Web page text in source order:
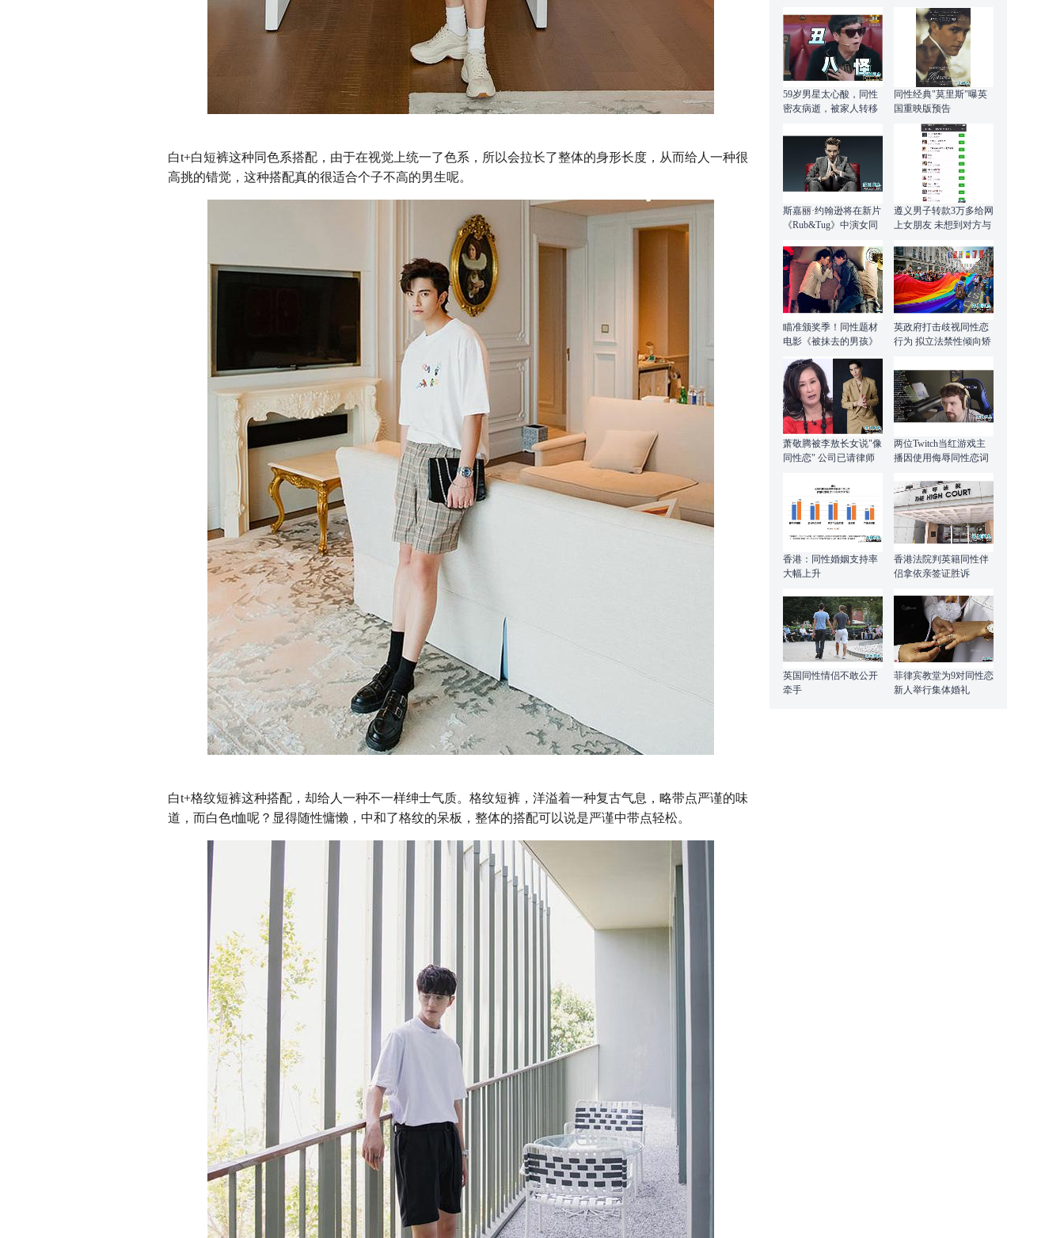
白t+白短裤这种同色系搭配，由于在视觉上统一了色系，所以会拉长了整体的身形长度，从而给人一种很
高挑的错觉，这种搭配真的很适合个子不高的男生呢。
白t+格纹短裤这种搭配，却给人一种不一样绅士气质。格纹短裤，洋溢着一种复古气息，略带点严谨的味
道，而白色t恤呢？显得随性慵懒，中和了格纹的呆板，整体的搭配可以说是严谨中带点轻松。
孕得子
59岁男星太心酸，同性
密友病逝，被家人转移
同性经典"莫里斯"曝英
国重映版预告
斯嘉丽·约翰逊将在新片
《Rub&Tug》中演女同
遵义男子转款3万多给网
上女朋友 未想到对方与
瞄准颁奖季！同性题材
电影《被抹去的男孩》
英政府打击歧视同性恋
行为 拟立法禁性倾向矫
萧敬腾被李敖长女说"像
同性恋" 公司已请律师
两位Twitch当红游戏主
播因使用侮辱同性恋词
香港：同性婚姻支持率
大幅上升
香港法院判英籍同性伴
侣拿依亲签证胜诉
英国同性情侣不敢公开
牵手
菲律宾教堂为9对同性恋
新人举行集体婚礼